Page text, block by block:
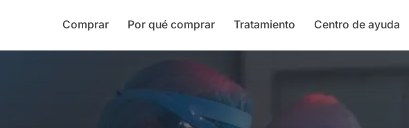
Comprar Por qué comprar Tratamiento Centro de ayuda